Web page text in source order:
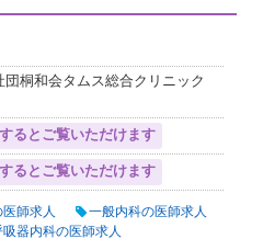
団桐和会タムス総合クリニック
るとご覧いただけます
るとご覧いただけます
医師求人
一般内科の医師求人
吸器内科の医師求人